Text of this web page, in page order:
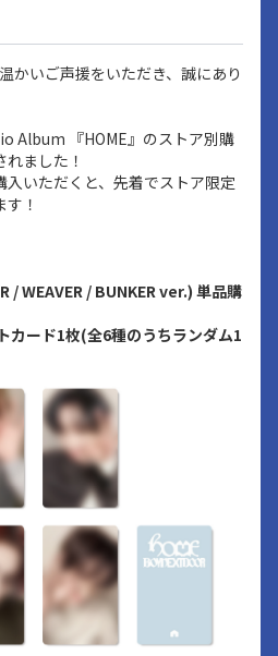
かいご声援をいただき、誠にあり
Album 『HOME』のストア別購
ました！
いただくと、先着でストア限定
！
/ WEAVER / BUNKER ver.) 単品購
ード1枚(全6種のうちランダム1